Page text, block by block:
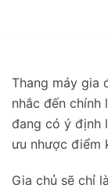
dung
Thang máy gia
nhắc đến chính
đang có ý định
ưu nhược điểm
Gia chủ sẽ chỉ